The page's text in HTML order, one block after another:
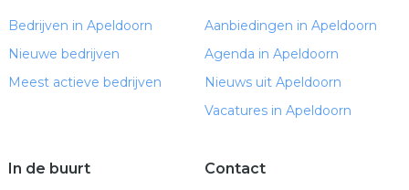
Bedrijven in Apeldoorn
Nieuwe bedrijven
Meest actieve bedrijven
Aanbiedingen in Apeldoorn
Agenda in Apeldoorn
Nieuws uit Apeldoorn
Vacatures in Apeldoorn
In de buurt Contact